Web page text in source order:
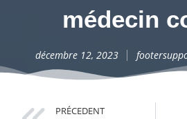
médecin
décembre 12, 2023
PRÉCEDENT